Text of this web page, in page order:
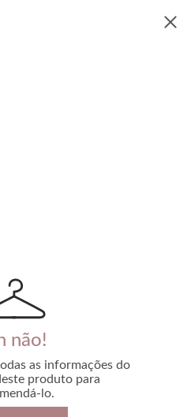
não!
as informações do
produto para
lo.